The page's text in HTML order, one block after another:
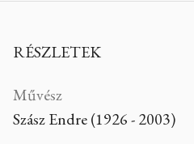
RÉSZLETEK
Művész
Szász Endre (1926 - 2003)